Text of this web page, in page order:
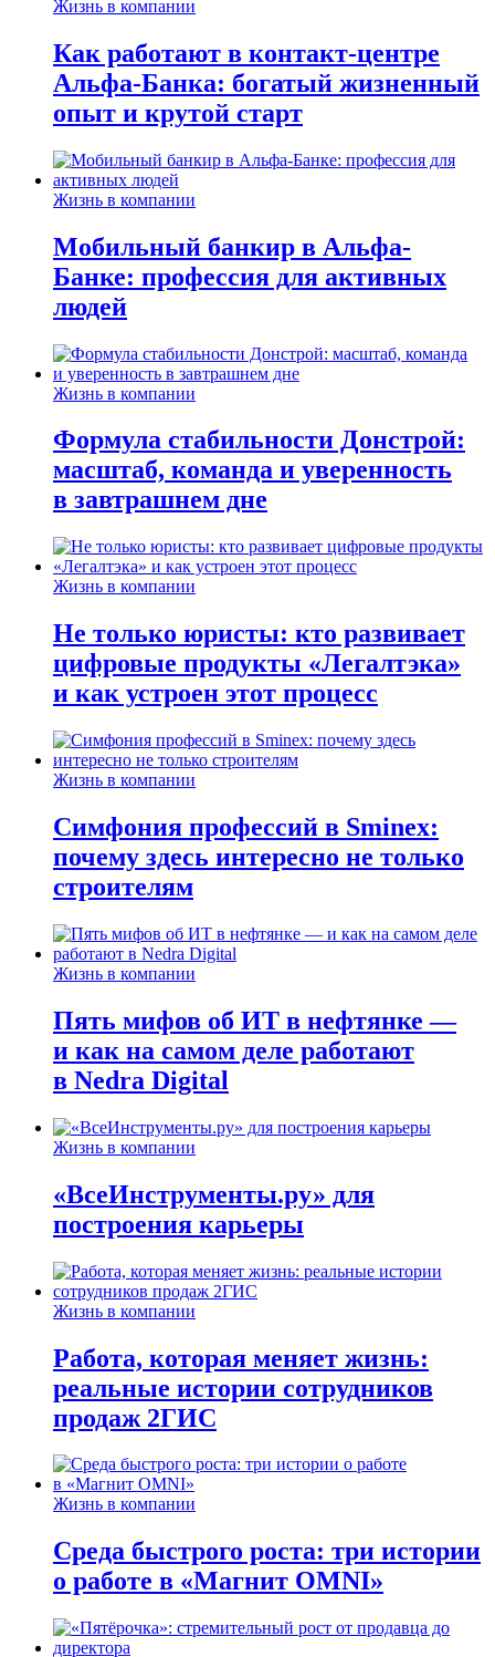
Жизнь в компании
Как работают в контакт-центре
Альфа-Банка: богатый жизненный
опыт и крутой старт
Жизнь в компании
Мобильный банкир в Альфа-
Банке: профессия для активных
людей
Жизнь в компании
Формула стабильности Донстрой:
масштаб, команда и уверенность
в завтрашнем дне
Жизнь в компании
Не только юристы: кто развивает
цифровые продукты «Легалтэка»
и как устроен этот процесс
Жизнь в компании
Симфония профессий в Sminex:
почему здесь интересно не только
строителям
Жизнь в компании
Пять мифов об ИТ в нефтянке —
и как на самом деле работают
в Nedra Digital
Жизнь в компании
«ВсеИнструменты.ру» для
построения карьеры
Жизнь в компании
Работа, которая меняет жизнь:
реальные истории сотрудников
продаж 2ГИС
Жизнь в компании
Среда быстрого роста: три истории
о работе в «Магнит OMNI»